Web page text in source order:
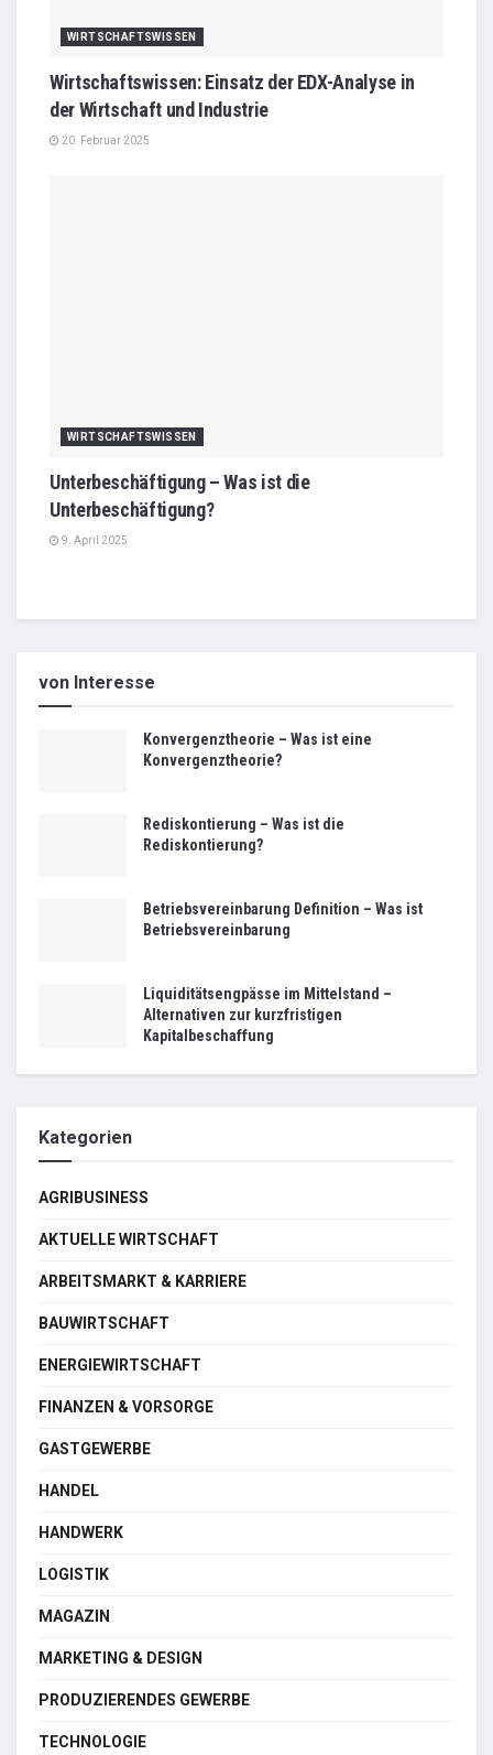
WIRTSCHAFTSWISSEN
Wirtschaftswissen: Einsatz der EDX-Analyse in
der Wirtschaft und Industrie
20. Februar 2025
WIRTSCHAFTSWISSEN
Unterbeschäftigung – Was ist die
Unterbeschäftigung?
9. April 2025
von Interesse
Konvergenztheorie – Was ist eine
Konvergenztheorie?
Rediskontierung – Was ist die
Rediskontierung?
Betriebsvereinbarung Definition – Was ist
Betriebsvereinbarung
Liquiditätsengpässe im Mittelstand –
Alternativen zur kurzfristigen
Kapitalbeschaffung
Kategorien
AGRIBUSINESS
AKTUELLE WIRTSCHAFT
ARBEITSMARKT & KARRIERE
BAUWIRTSCHAFT
ENERGIEWIRTSCHAFT
FINANZEN & VORSORGE
GASTGEWERBE
HANDEL
HANDWERK
LOGISTIK
MAGAZIN
MARKETING & DESIGN
PRODUZIERENDES GEWERBE
TECHNOLOGIE